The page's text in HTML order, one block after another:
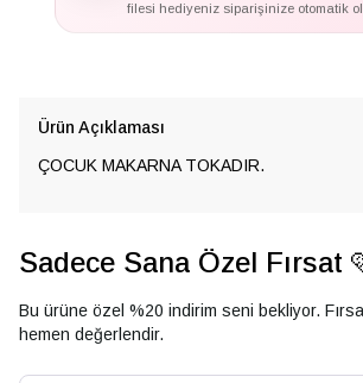
filesi hediyeniz siparişinize otomatik
Ürün Açıklaması
ÇOCUK MAKARNA TOKADIR.
Sadece Sana Özel Fırsat
Bu ürüne özel %20 indirim seni bekliyor.
hemen değerlendir.